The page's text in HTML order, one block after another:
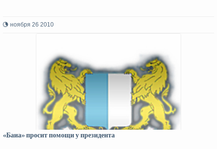
ноября 26 2010
«Баиа» просит помощи у президента